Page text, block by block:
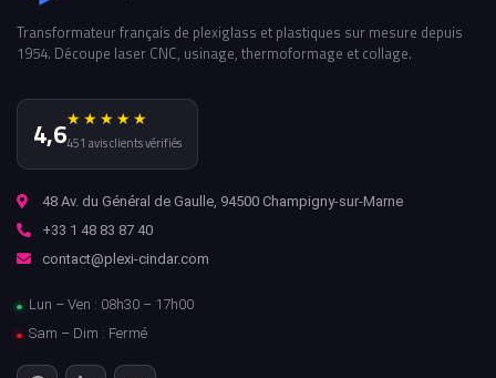
Transformateur français de plexiglass et plastiques sur mesure depuis
1954. Découpe laser CNC, usinage, thermoformage et collage.
4,6★★★★★
451 avis clients vérifiés
48 Av. du Général de Gaulle, 94500 Champigny-sur-Marne
+33 1 48 83 87 40
contact@plexi-cindar.com
Lun – Ven : 08h30 – 17h00
Sam – Dim : Fermé